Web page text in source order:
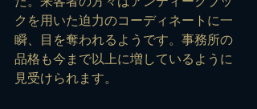
クを用いた迫力のコーディネートに一
瞬、目を奪われるようです。事務所の
品格も今まで以上に増しているように
見受けられます。